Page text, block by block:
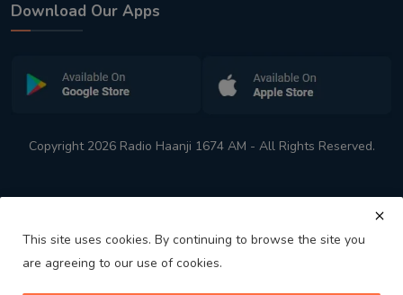
Download Our Apps
Copyright 2026 Radio Haanji 1674 AM - All Rights Reserved.
This site uses cookies. By continuing to browse the site you
are agreeing to our use of cookies.